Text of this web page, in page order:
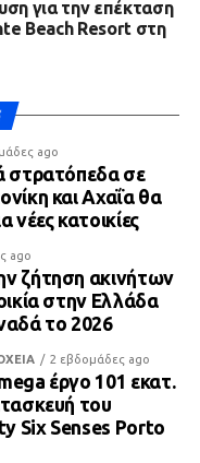
για την επέκταση
Beach Resort στη
ago
στρατόπεδα σε
και Αχαΐα θα
νέες κατοικίες
ago
ζήτηση ακινήτων
στην Ελλάδα
το 2026
2 εβδομάδες ago
έργο 101 εκατ.
του
Six Senses Porto